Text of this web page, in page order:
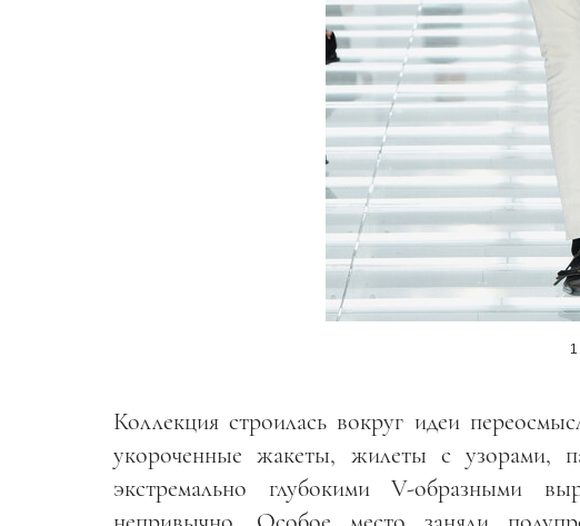
Коллекция строилась вокруг идеи
укороченные жакеты, жилеты с узорами,
экстремально глубокими V-образными